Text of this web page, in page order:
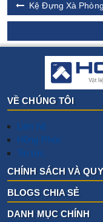
Kệ Đựng Xà
VỀ CHÚNG TÔI
Liên hệ
Hồng Phúc
Tin tức
CHÍNH SÁCH VÀ
BLOGS CHIA SẺ
DANH MỤC CHÍNH